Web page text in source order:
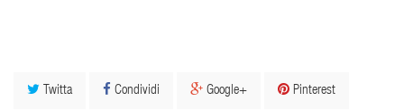
Twitta Condividi Google+ Pinterest